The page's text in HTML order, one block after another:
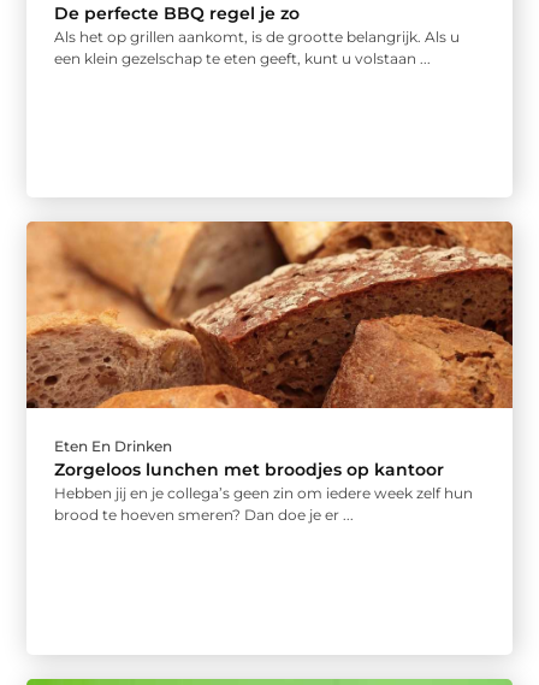
De perfecte BBQ regel je zo
Als het op grillen aankomt, is de grootte belangrijk. Als u
een klein gezelschap te eten geeft, kunt u volstaan ...
Eten En Drinken
Zorgeloos lunchen met broodjes op kantoor
Hebben jij en je collega’s geen zin om iedere week zelf hun
brood te hoeven smeren? Dan doe je er ...